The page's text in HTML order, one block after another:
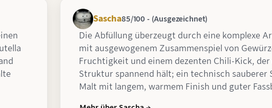
Sascha85/100 - (Ausgezeichnet)
Die Abfüllung überzeugt durch eine komplexe
mit ausgewogenem Zusammenspiel von
Fruchtigkeit und einem dezenten Chili-Kick, der
Struktur spannend hält; ein technisch sauberer
Malt mit langem, warmem Finish und guter